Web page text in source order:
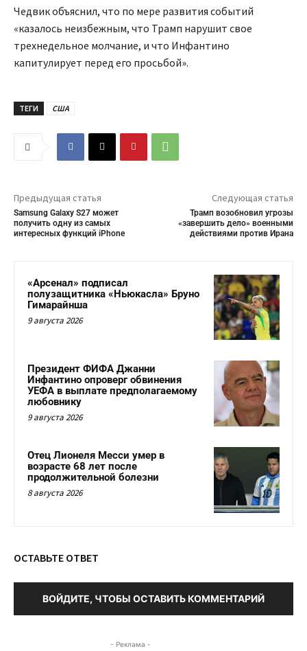
Чедвик объяснил, что по мере развития событий
«казалось неизбежным, что Трамп нарушит свое
трехнедельное молчание, и что Инфантино
капитулирует перед его просьбой».
ТЕГИ США
Предыдущая статья
Samsung Galaxy S27 может
получить одну из самых
интересных функций iPhone
Следующая статья
Трамп возобновил угрозы
«завершить дело» военными
действиями против Ирана
«Арсенал» подписал
полузащитника «Ньюкасла» Бруно
Гимарайнша
9 августа 2026
Президент ФИФА Джанни
Инфантино опроверг обвинения
УЕФА в выплате предполагаемому
любовнику
9 августа 2026
Отец Лионеля Месси умер в
возрасте 68 лет после
продолжительной болезни
8 августа 2026
ОСТАВЬТЕ ОТВЕТ
ВОЙДИТЕ, ЧТОБЫ ОСТАВИТЬ КОММЕНТАРИЙ
- Реклама -